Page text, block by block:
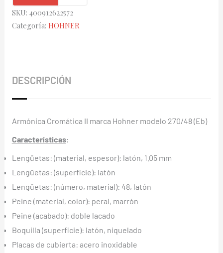
270/48
(Eb)
SKU: 400912622572
Categoría: HOHNER
DESCRIPCIÓN
Armónica Cromática II marca Hohner modelo 270/48 (Eb)
Características:
Lengüetas: (material, espesor): latón, 1.05 mm
Lengüetas: (superficie): latón
Lengüetas: (número, material): 48, latón
Peine (material, color): peral, marrón
Peine (acabado): doble lacado
Boquilla (superficie): latón, niquelado
Placas de cubierta: acero inoxidable